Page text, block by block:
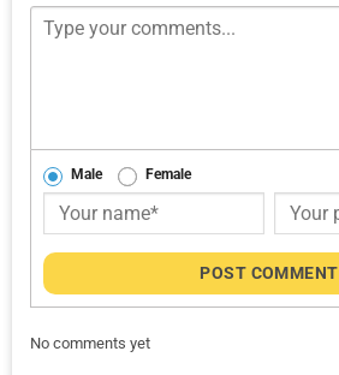
Male Female
POST COMMENT
No comments yet